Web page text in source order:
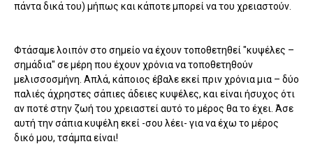
πάντα δικά του) μήπως και κάποτε μπορεί να του χρειαστούν.
Φτάσαμε λοιπόν στο σημείο να έχουν τοποθετηθεί "κυψέλες –
σημάδια" σε μέρη που έχουν χρόνια να τοποθετηθούν
μελισσοσμήνη. Απλά, κάποιος έβαλε εκεί πριν χρόνια μια – δύο
παλιές άχρηστες σάπιες άδειες κυψέλες, και είναι ήσυχος ότι
αν ποτέ στην ζωή του χρειαστεί αυτό το μέρος θα το έχει. Άσε
αυτή την σάπια κυψέλη εκεί -σου λέει- για να έχω το μέρος
δικό μου, τσάμπα είναι!